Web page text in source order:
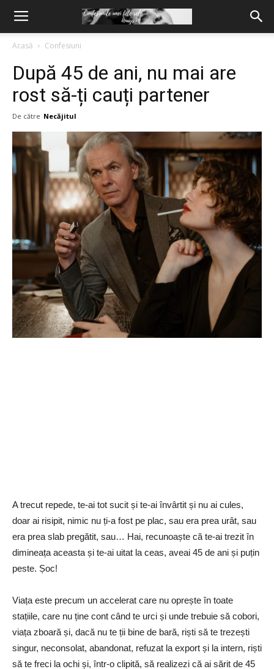
Acasă Confesiuni
După 45 de ani, nu mai are
rost să-ți cauți partener
De către Necăjitul
A trecut repede, te-ai tot sucit și te-ai învârtit și nu ai cules,
doar ai risipit, nimic nu ți-a fost pe plac, sau era prea urât, sau
era prea slab pregătit, sau… Hai, recunoaște că te-ai trezit în
dimineața aceasta și te-ai uitat la ceas, aveai 45 de ani și puțin
peste. Șoc!
Viața este precum un accelerat care nu oprește în toate
stațiile, care nu ține cont când te urci și unde trebuie să cobori,
viața zboară și, dacă nu te ții bine de bară, riști să te trezești
singur, neconsolat, abandonat, refuzat la export și la intern, riști
să te freci la ochi și, într-o clipită, să realizezi că ai sărit de 45